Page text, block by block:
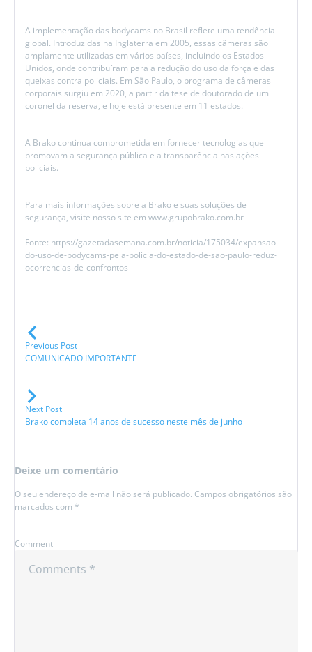
A implementação das bodycams no Brasil reflete uma tendência
global. Introduzidas na Inglaterra em 2005, essas câmeras são
amplamente utilizadas em vários países, incluindo os Estados
Unidos, onde contribuíram para a redução do uso da força e das
queixas contra policiais. Em São Paulo, o programa de câmeras
corporais surgiu em 2020, a partir da tese de doutorado de um
coronel da reserva, e hoje está presente em 11 estados.
A Brako continua comprometida em fornecer tecnologias que
promovam a segurança pública e a transparência nas ações
policiais.
Para mais informações sobre a Brako e suas soluções de
segurança, visite nosso site em www.grupobrako.com.br
Fonte: https://gazetadasemana.com.br/noticia/175034/expansao-
do-uso-de-bodycams-pela-policia-do-estado-de-sao-paulo-reduz-
ocorrencias-de-confrontos
Previous Post
COMUNICADO IMPORTANTE
Next Post
Brako completa 14 anos de sucesso neste mês de junho
Deixe um comentário
O seu endereço de e-mail não será publicado. Campos obrigatórios são
marcados com *
Comment